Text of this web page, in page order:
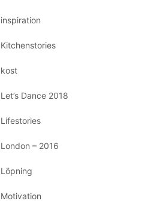
inspiration
Kitchenstories
kost
Let’s Dance 2018
Lifestories
London – 2016
Löpning
Motivation